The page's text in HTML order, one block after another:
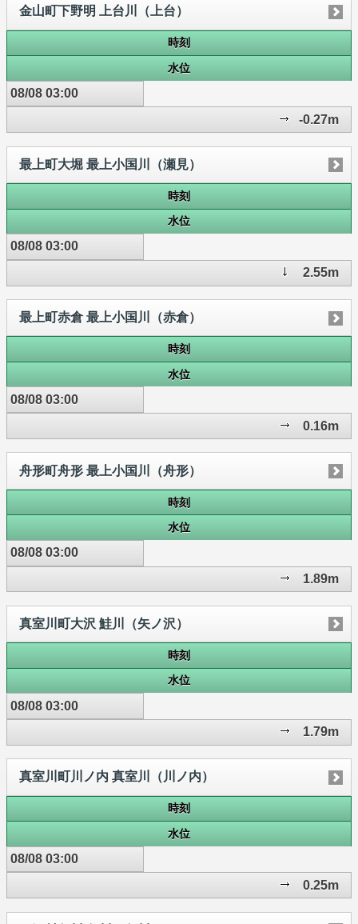
金山町下野明 上台川（上台）
時刻
水位
08/08 03:00
-0.27m
最上町大堀 最上小国川（瀬見）
時刻
水位
08/08 03:00
2.55m
最上町赤倉 最上小国川（赤倉）
時刻
水位
08/08 03:00
0.16m
舟形町舟形 最上小国川（舟形）
時刻
水位
08/08 03:00
1.89m
真室川町大沢 鮭川（矢ノ沢）
時刻
水位
08/08 03:00
1.79m
真室川町川ノ内 真室川（川ノ内）
時刻
水位
08/08 03:00
0.25m